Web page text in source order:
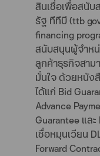
สินเชื่อเพื่อสนั
รัฐ ทีทีบี (ttb
financing
สนับสนุนผู้จำห
ลูกค้าธุรกิจสาม
มั่นใจ ด้วยหนัง
ได้แก่ Bid
Advance
Guarantee แล
เชื่อหมุนเวียน
Forward